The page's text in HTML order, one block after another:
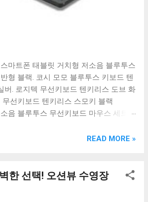
마트폰 태블릿 거치형 저소음 블루투스
형 블랙. 코시 모모 블루투스 키보드 텐
버. 로지텍 무선키보드 텐키리스 도브 화
무선키보드 텐키리스 스모키 블랙
음 블루투스 무선키보드 마우스 세트
이트. 코시 베이직 블루투스 키보드
선 키보드 블랙 K1000 일반형 블루투스
실 때, 추가 할인 혜택을 놓치지 마세요.
른배송 혜택을 놓치지 않도록 먼저 확
READ MORE »
한 선택! 오션뷰 수영장